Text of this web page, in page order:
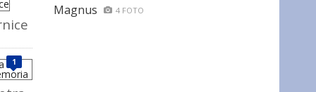
1
Magnus 4 FOTO